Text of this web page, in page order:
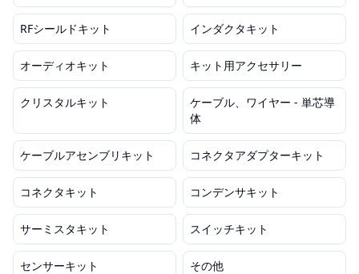
RFシールドキット インダクタキット
オーディオキット キット用アクセサリー
クリスタルキット
ケーブル、ワイヤー - 単芯導
体
ケーブルアセンブリキット コネクタアダプターキット
コネクタキット コンデンサキット
サーミスタキット スイッチキット
センサーキット その他